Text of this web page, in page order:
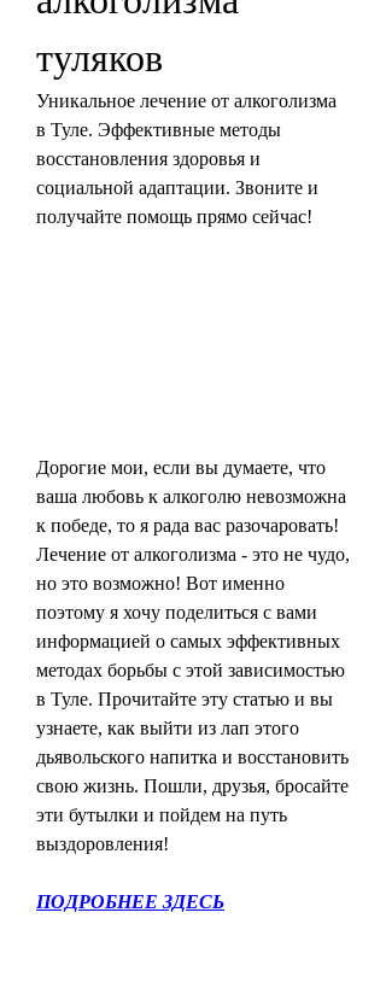
туляков
Уникальное лечение от алкоголизма
в Туле. Эффективные методы
восстановления здоровья и
социальной адаптации. Звоните и
получайте помощь прямо сейчас!
Дорогие мои, если вы думаете, что
ваша любовь к алкоголю невозможна
к победе, то я рада вас разочаровать!
Лечение от алкоголизма - это не чудо,
но это возможно! Вот именно
поэтому я хочу поделиться с вами
информацией о самых эффективных
методах борьбы с этой зависимостью
в Туле. Прочитайте эту статью и вы
узнаете, как выйти из лап этого
дьявольского напитка и восстановить
свою жизнь. Пошли, друзья, бросайте
эти бутылки и пойдем на путь
выздоровления!
ПОДРОБНЕЕ ЗДЕСЬ